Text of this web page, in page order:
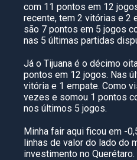
com 11 pontos em 12
recente, tem 2 vitórias e 2
são 7 pontos em 5 jogos
nas 5 últimas partidas
Já o Tijuana é o décimo
pontos em 12 jogos. Nas
vitória e 1 empate. Como
vezes e somou 1 pontos
nos últimos 5 jogos.
Minha fair aqui ficou em -
linhas de valor do lado do
investimento no Querétaro.